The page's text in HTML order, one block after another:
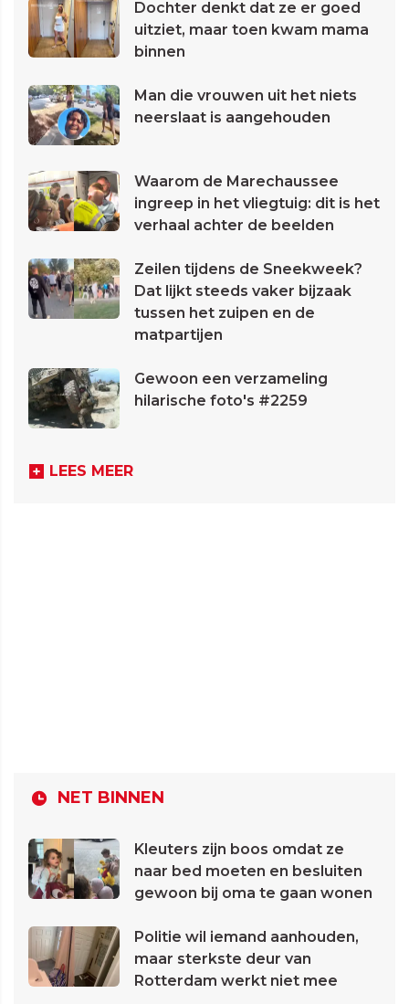
Dochter denkt dat ze er goed
uitziet, maar toen kwam mama
binnen
Man die vrouwen uit het niets
neerslaat is aangehouden
Waarom de Marechaussee
ingreep in het vliegtuig: dit is het
verhaal achter de beelden
Zeilen tijdens de Sneekweek?
Dat lijkt steeds vaker bijzaak
tussen het zuipen en de
matpartijen
Gewoon een verzameling
hilarische foto's #2259
LEES MEER
NET BINNEN
Kleuters zijn boos omdat ze
naar bed moeten en besluiten
gewoon bij oma te gaan wonen
Politie wil iemand aanhouden,
maar sterkste deur van
Rotterdam werkt niet mee